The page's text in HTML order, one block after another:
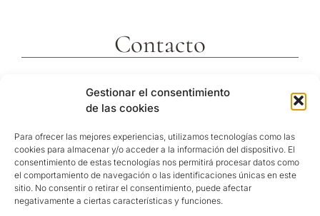
Gestionar el consentimiento
de las cookies
Para ofrecer las mejores experiencias, utilizamos tecnologías como las
cookies para almacenar y/o acceder a la información del dispositivo. El
consentimiento de estas tecnologías nos permitirá procesar datos como
el comportamiento de navegación o las identificaciones únicas en este
sitio. No consentir o retirar el consentimiento, puede afectar
negativamente a ciertas características y funciones.
Contacto
43592 Xerta
Tarragona (España)
Telf. +34 977473810
Coordenadas GPS:
40º 54′ 31″ N / 0º 29′ 26″ E
reservas@hotelvillaretiro.com